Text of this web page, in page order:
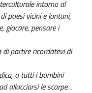
intorno al
paesi vicini e lontani,
giocare, pensare i
di partire ricordatevi di
a tutti i bambini
allacciarsi le scarpe…